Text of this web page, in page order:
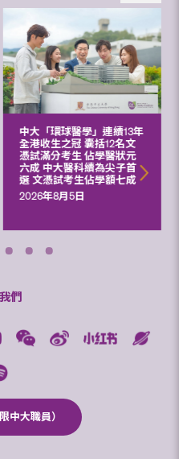
中大「環球醫學」連續13年
全港收生之冠 囊括12名文
憑試滿分考生 佔學醫狀元
六成 中大醫科續為尖子首
選 文憑試考生佔學額七成
2026年8月5日
們
中大職員）